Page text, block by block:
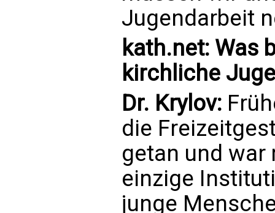
Jugendarbeit
kath.net: Was
kirchliche
Dr. Krylov:
die
getan und
einzige
junge